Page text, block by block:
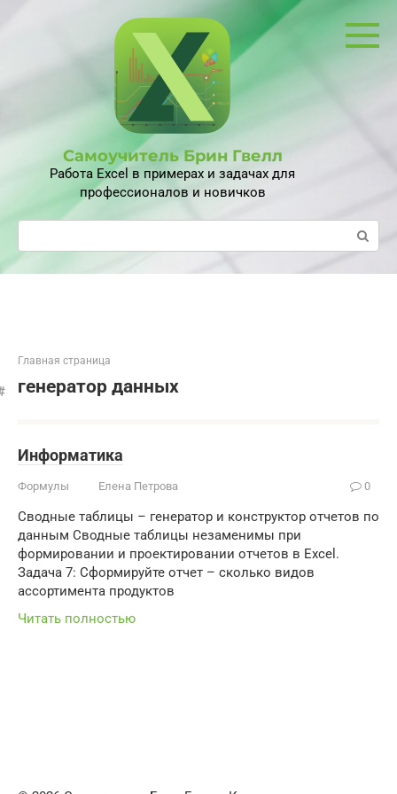
Самоучитель Брин Гвелл
Работа Excel в примерах и задачах для
профессионалов и новичков
Поиск:
Главная страница
генератор данных
Информатика
Формулы Елена Петрова 0
Сводные таблицы – генератор и конструктор отчетов по
данным Сводные таблицы незаменимы при
формировании и проектировании отчетов в Excel.
Задача 7: Сформируйте отчет – сколько видов
ассортимента продуктов
Читать полностью